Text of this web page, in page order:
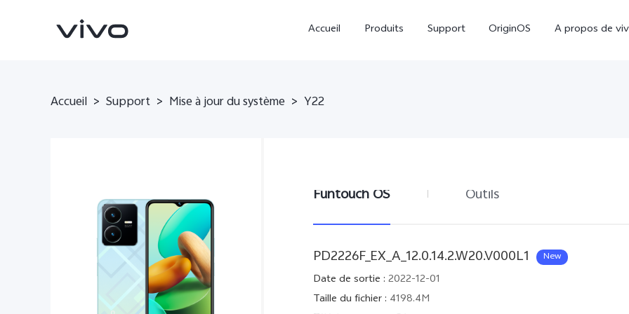
Accueil Produits Support OriginOS A propos de
Y05 nouveau
Accueil > Support > Mise à jour du système > Y22
Funtouch OS Outils
PD2226F_EX_A_12.0.14.2.W20.V000L1 New
Date de sortie : 2022-12-01
Taille du fichier: 4198.4M